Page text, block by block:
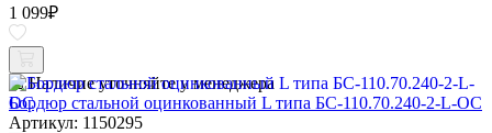
1 099₽
Наличие уточняйте у менеджера
Бордюр стальной оцинкованный L типа БС-110.70.240-2-L-ОС
Артикул: 1150295